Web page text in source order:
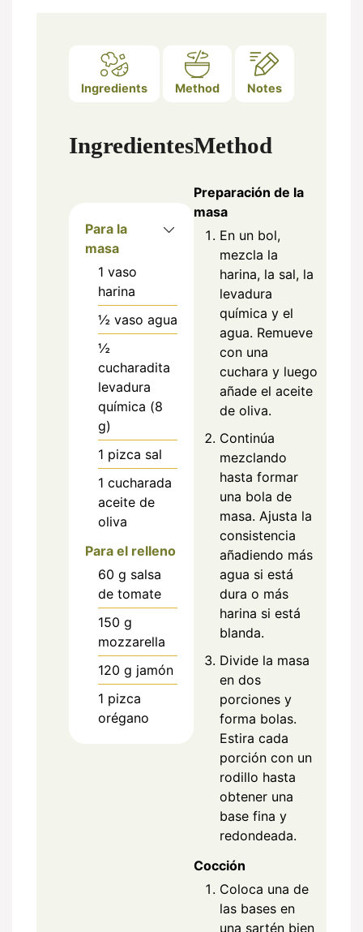
Ingredients Method Notes
Ingredientes
Para la
masa
1 vaso
harina
½ vaso agua
½
cucharadita
levadura
química (8
g)
1 pizca sal
1 cucharada
aceite de
oliva
Para el relleno
60 g salsa
de tomate
150 g
mozzarella
120 g jamón
1 pizca
orégano
Method
Preparación de la
masa
En un bol,
mezcla la
harina, la sal, la
levadura
química y el
agua. Remueve
con una
cuchara y luego
añade el aceite
de oliva.
Continúa
mezclando
hasta formar
una bola de
masa. Ajusta la
consistencia
añadiendo más
agua si está
dura o más
harina si está
blanda.
Divide la masa
en dos
porciones y
forma bolas.
Estira cada
porción con un
rodillo hasta
obtener una
base fina y
redondeada.
Cocción
Coloca una de
las bases en
una sartén bien